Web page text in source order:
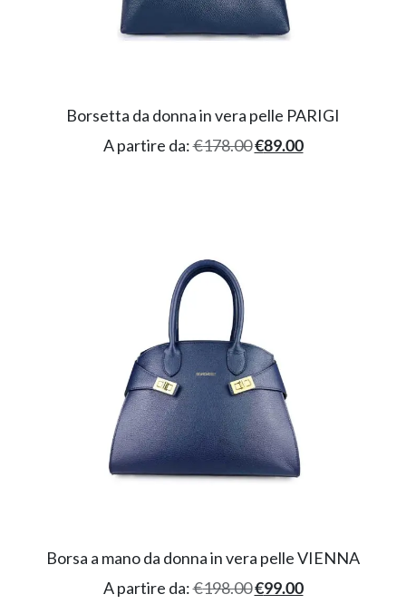
Borsetta da donna in vera pelle PARIGI
A partire da:€178.00€89.00
Borsa a mano da donna in vera pelle VIENNA
A partire da:€198.00€99.00